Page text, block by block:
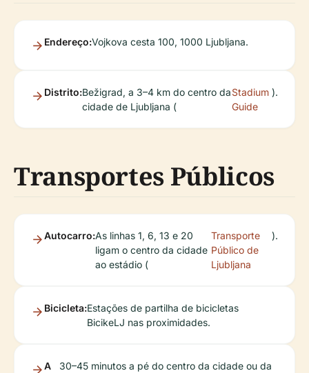
Endereço:Vojkova cesta 100, 1000 Ljubljana.
Distrito:Bežigrad, a 3–4 km do centro da
cidade de Ljubljana (
Stadium
Guide
).
Transportes Públicos
Autocarro:As linhas 1, 6, 13 e 20
ligam o centro da cidade
ao estádio (
Transporte
Público de
Ljubljana
).
Bicicleta:Estações de partilha de bicicletas
BicikeLJ nas proximidades.
A
30–45 minutos a pé do centro da cidade ou da